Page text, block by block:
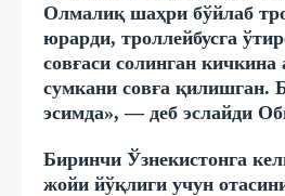
Олмалиқ шаҳри бўйлаб
юрарди, троллейбусга
совғаси солинган кичкина
сумкани совға қилишган.
эсимда», — деб эслайди
Биринчи Ўзнекистонга
жойи йўқлиги учун